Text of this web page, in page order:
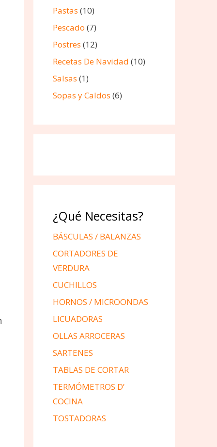
Pastas (10)
Pescado (7)
Postres (12)
Recetas De Navidad (10)
Salsas (1)
Sopas y Caldos (6)
¿Qué Necesitas?
BÁSCULAS / BALANZAS
CORTADORES DE
VERDURA
CUCHILLOS
HORNOS / MICROONDAS
LICUADORAS
OLLAS ARROCERAS
SARTENES
TABLAS DE CORTAR
TERMÓMETROS D’
COCINA
TOSTADORAS